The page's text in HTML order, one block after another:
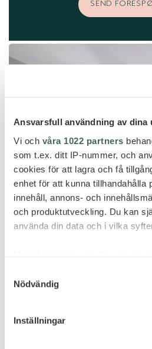
Ansvarsfull användning av dina
Vi och våra 1022 partners
som t.ex. ditt IP-nummer, och
cookies för att lagra och få
enhet för att kunna tillhandahålla
innehåll, annons- och
och produktutveckling. Du kan
använda din data och i vilka
som kan ha en noggrannhet
Ta reda på mer om hur dina
Nödvändig
Inställningar
SEND